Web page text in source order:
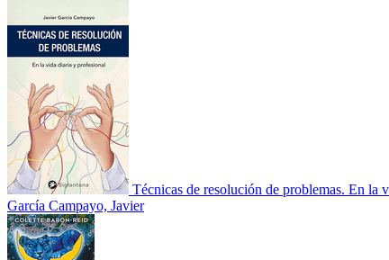
Técnicas de resolución de problemas. En la
García Campayo, Javier